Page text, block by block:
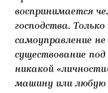
воспринимается
господства.
самоуправление
существование
никакой
машину или любую